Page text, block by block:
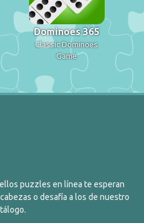
Dominoes 365
Classic Dominoes
Game
puzzles en línea te esperan
o desafía a los de nuestro